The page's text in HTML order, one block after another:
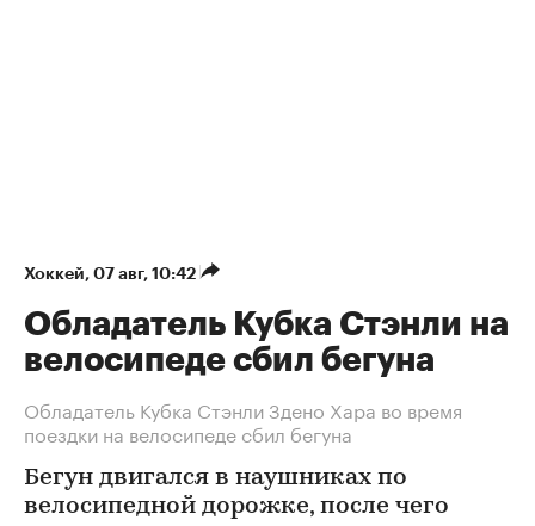
Хоккей 07 авг, 10:42
Обладатель Кубка Стэнли на
велосипеде сбил бегуна
Обладатель Кубка Стэнли Здено Хара во время
поездки на велосипеде сбил бегуна
Бегун двигался в наушниках по
велосипедной дорожке, после чего